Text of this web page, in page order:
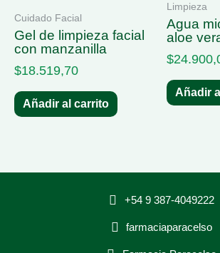
Cuidado Facial
gel de limpieza facial
con manzanilla
$18.519,70
Añadir al carrito
Limpieza
agua micelar rosas y
aloe
$
Añadir
+54 9 387-4049222
farmaciaparacelso